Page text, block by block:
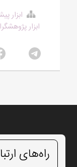
ابزار
ابزار
راه‌های